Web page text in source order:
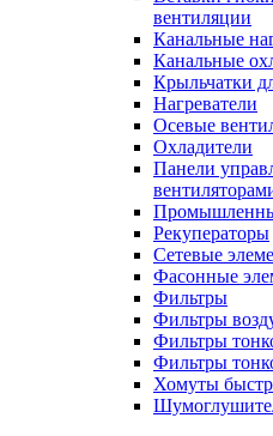
вентиляции
Канальные
Канальные
Крыльчатки
Нагреватели
Осевые
Охладители
Панели
Рекуператоры
Сетевые
Фасонные
Фильтры
Фильтры
Фильтры
Фильтры
Хомуты